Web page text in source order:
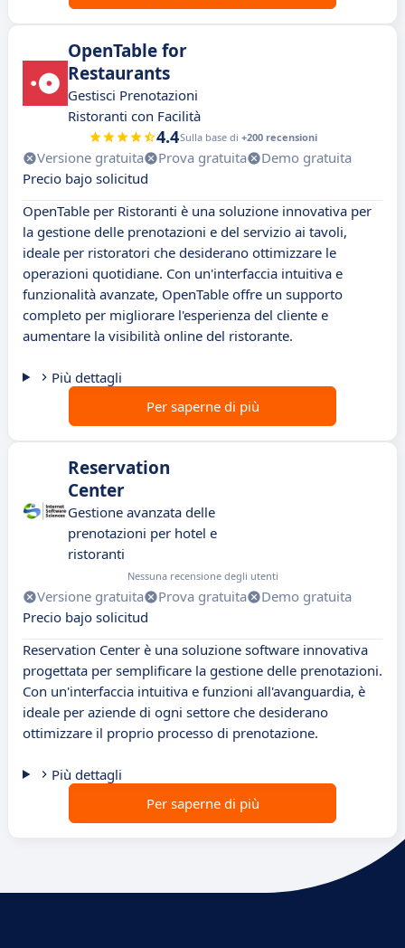
OpenTable for
Restaurants
Gestisci Prenotazioni
Ristoranti con Facilità
4.4Sulla base di +200 recensioni
Versione gratuita Prova gratuita
Demo gratuita
Precio bajo solicitud
OpenTable per Ristoranti è una soluzione innovativa per
la gestione delle prenotazioni e del servizio ai tavoli,
ideale per ristoratori che desiderano ottimizzare le
operazioni quotidiane. Con un'interfaccia intuitiva e
funzionalità avanzate, OpenTable offre un supporto
completo per migliorare l'esperienza del cliente e
aumentare la visibilità online del ristorante.
Più dettagli
Per saperne di più
Reservation
Center
Gestione avanzata delle
prenotazioni per hotel e
ristoranti
Nessuna recensione degli utenti
Versione gratuita Prova gratuita
Demo gratuita
Precio bajo solicitud
Reservation Center è una soluzione software innovativa
progettata per semplificare la gestione delle prenotazioni.
Con un'interfaccia intuitiva e funzioni all'avanguardia, è
ideale per aziende di ogni settore che desiderano
ottimizzare il proprio processo di prenotazione.
Più dettagli
Per saperne di più